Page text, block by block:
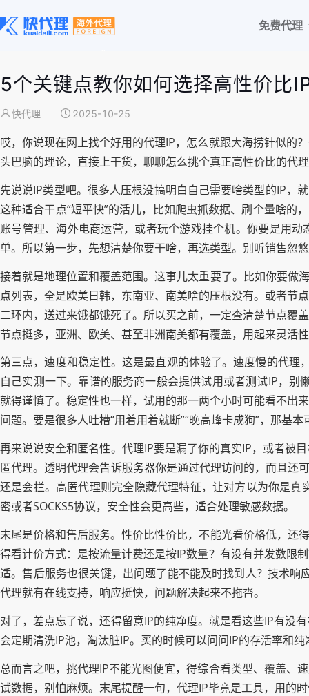
免费代理
5个关键点教你如何选择高性价比
快代理 2025-10-25
哎，你说现在网上找个好用的代理IP，怎么就跟大海捞针似的
头巴脑的理论，直接上干货，聊聊怎么挑个真正高性价比的代
先说说IP类型吧。很多人压根没搞明白自己需要啥类型的IP，
这种适合干点“短平快”的活儿，比如爬虫抓数据、刷个量啥
账号管理、海外电商运营，或者玩个游戏挂个机。你要是用
单。所以第一步，先想清楚你要干啥，再选类型。别听销售忽
接着就是地理位置和覆盖范围。这事儿太重要了。比如你要做
点列表，全是欧美日韩，东南亚、南美啥的压根没有。或者节
二环内，送过来饿都饿死了。所以买之前，一定查清楚节点覆
节点挺多，亚洲、欧美、甚至非洲南美都有覆盖，用起来灵活
第三点，速度和稳定性。这是最直观的体验了。速度慢的代理
自己实测一下。靠谱的服务商一般会提供试用或者测试IP，
就得谨慎了。稳定性也一样，试用的那一两个小时可能看不出
问题。要是很多人吐槽“用着用着就断”“晚高峰卡成狗”，那基本
再来说说安全和匿名性。代理IP要是漏了你的真实IP，或者被
匿代理。透明代理会告诉服务器你是通过代理访问的，而且还
还是会拦。高匿代理则完全隐藏代理特征，让对方以为你是
密或者SOCKS5协议，安全性会更高些，适合处理敏感数据。
末尾是价格和售后服务。性价比性价比，不能光看价格低，还
得看计价方式：是按流量计费还是按IP数量？有没有并发数限
适。售后服务也很关键，出问题了能不能及时找到人？技术
代理就有在线支持，响应挺快，问题解决起来不拖沓。
对了，差点忘了说，还得留意IP的纯净度。就是看这些IP有没
会定期清洗IP池，淘汰脏IP。买的时候可以问问IP的存活率和
总而言之吧，挑代理IP不能光图便宜，得综合看类型、覆盖、
试数据，别怕麻烦。末尾提醒一句，代理IP毕竟是工具，用的